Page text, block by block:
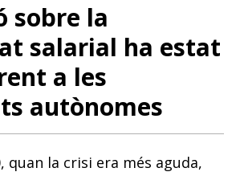
sobre la
salarial ha estat
a les
autònomes
quan la crisi era més aguda,